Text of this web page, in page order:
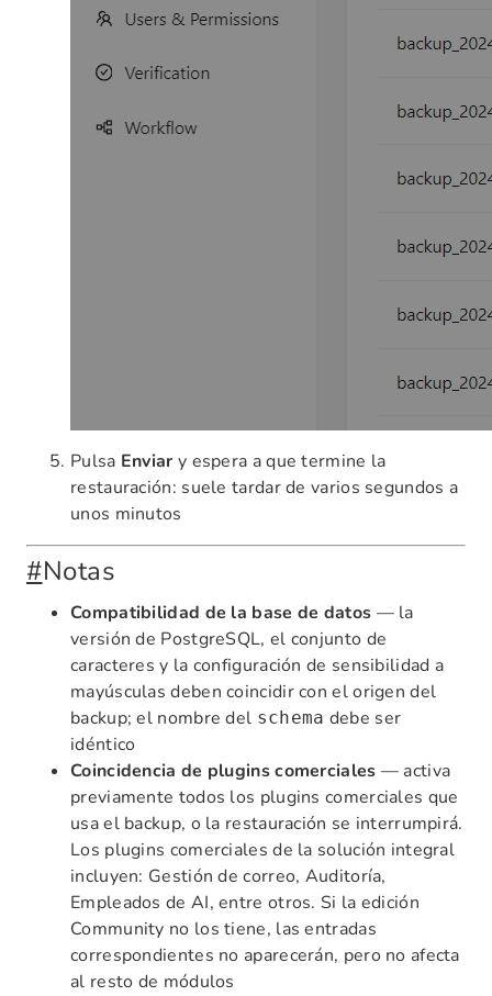
Pulsa Enviar y espera a que termine la
restauración: suele tardar de varios segundos a
unos minutos
#Notas
Compatibilidad de la base de datos — la
versión de PostgreSQL, el conjunto de
caracteres y la configuración de sensibilidad a
mayúsculas deben coincidir con el origen del
backup; el nombre del schema debe ser
idéntico
Coincidencia de plugins comerciales — activa
previamente todos los plugins comerciales que
usa el backup, o la restauración se interrumpirá.
Los plugins comerciales de la solución integral
incluyen: Gestión de correo, Auditoría,
Empleados de AI, entre otros. Si la edición
Community no los tiene, las entradas
correspondientes no aparecerán, pero no afecta
al resto de módulos